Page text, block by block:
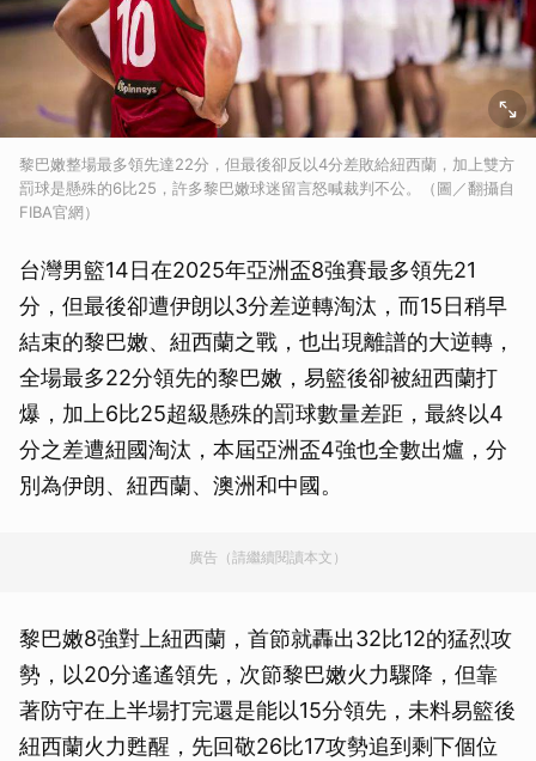
黎巴嫩整場最多領先達22分，但最後卻反以4分差敗給紐西蘭，加上雙方
罰球是懸殊的6比25，許多黎巴嫩球迷留言怒喊裁判不公。（圖／翻攝自
FIBA官網）
台灣男籃14日在2025年亞洲盃8強賽最多領先21
分，但最後卻遭伊朗以3分差逆轉淘汰，而15日稍早
結束的黎巴嫩、紐西蘭之戰，也出現離譜的大逆轉，
全場最多22分領先的黎巴嫩，易籃後卻被紐西蘭打
爆，加上6比25超級懸殊的罰球數量差距，最終以4
分之差遭紐國淘汰，本屆亞洲盃4強也全數出爐，分
別為伊朗、紐西蘭、澳洲和中國。
廣告（請繼續閱讀本文）
黎巴嫩8強對上紐西蘭，首節就轟出32比12的猛烈攻
勢，以20分遙遙領先，次節黎巴嫩火力驟降，但靠
著防守在上半場打完還是能以15分領先，未料易籃後
紐西蘭火力甦醒，先回敬26比17攻勢追到剩下個位